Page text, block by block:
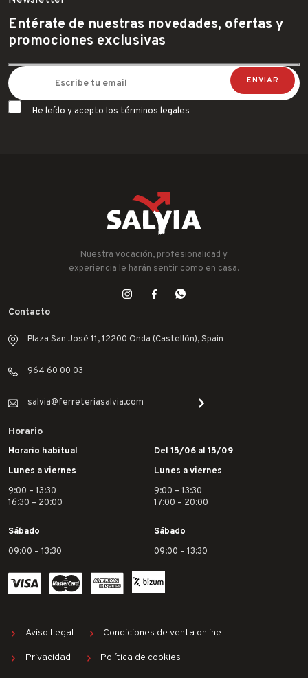
Entérate de nuestras novedades, ofertas y
promociones exclusivas
He leído y acepto los términos legales
Nuestra vocación, profesionalidad y
experiencia le harán sentir como en casa.
Contacto
Plaza San José 11, 12200 Onda (Castellón), Spain
964 60 00 03
salvia@ferreteriasalvia.com
Horario
Horario habitual
Lunes a viernes
9:00 – 13:30
16:30 – 20:00
Sábado
09:00 – 13:30
Del 15/06 al 15/09
Lunes a viernes
9:00 – 13:30
17:00 – 20:00
Sábado
09:00 – 13:30
Aviso Legal Condiciones de venta online
Privacidad Política de cookies